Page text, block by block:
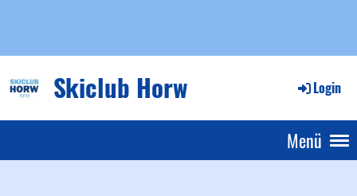
Skiclub Horw Login
Menü